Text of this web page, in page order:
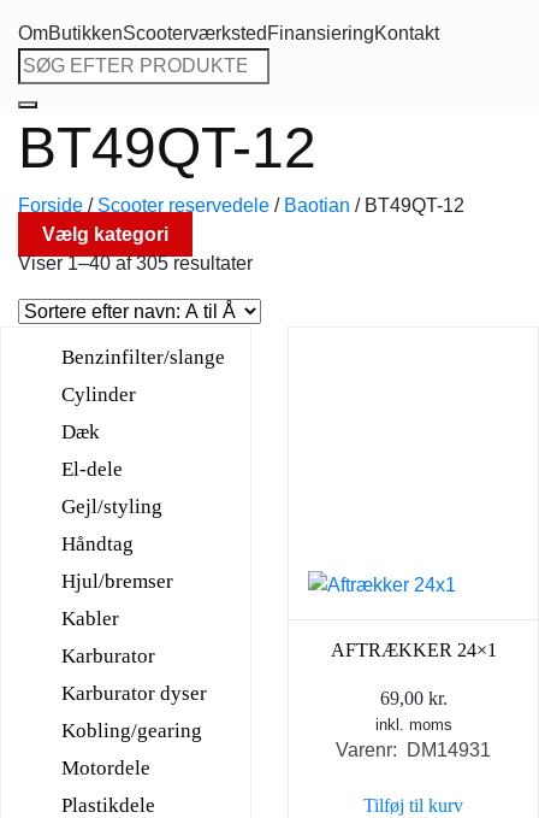
OmButikkenScooterværksted FinansieringKontakt
Søg
efter:
BT49QT-12
Forside / Scooter reservedele / Baotian /BT49QT-12
Vælg kategori
Viser 1–40 af 305 resultater
Benzinfilter/slange
Cylinder
Dæk
El-dele
Gejl/styling
Håndtag
Hjul/bremser
Kabler
Karburator
Karburator dyser
Kobling/gearing
Motordele
Plastikdele
AFTRÆKKER 24×1
69,00 kr.
inkl. moms
Varenr: DM14931
Tilføj til kurv